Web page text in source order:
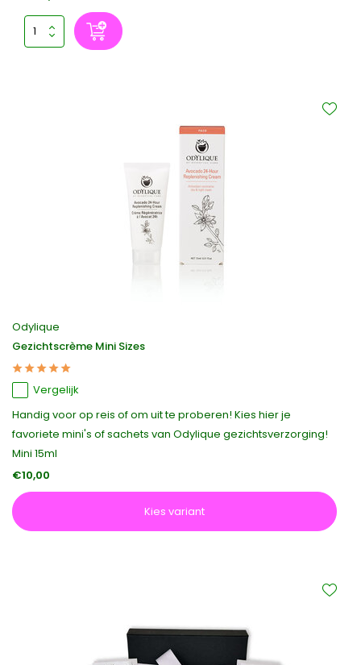
Odylique
Gezichtscrème Mini Sizes
Vergelijk
Handig voor op reis of om uit te proberen! Kies hier je
favoriete mini's of sachets van Odylique gezichtsverzorging!
Mini 15ml
€10,00
Kies variant